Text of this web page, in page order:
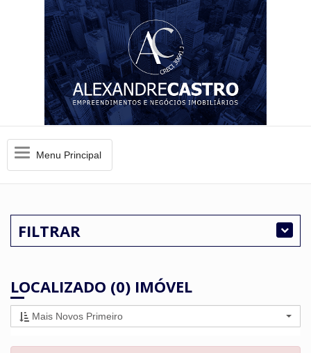
MenuMenu Principal
FILTRAR
LOCALIZADO (0) IMÓVEL
Mais Novos Primeiro